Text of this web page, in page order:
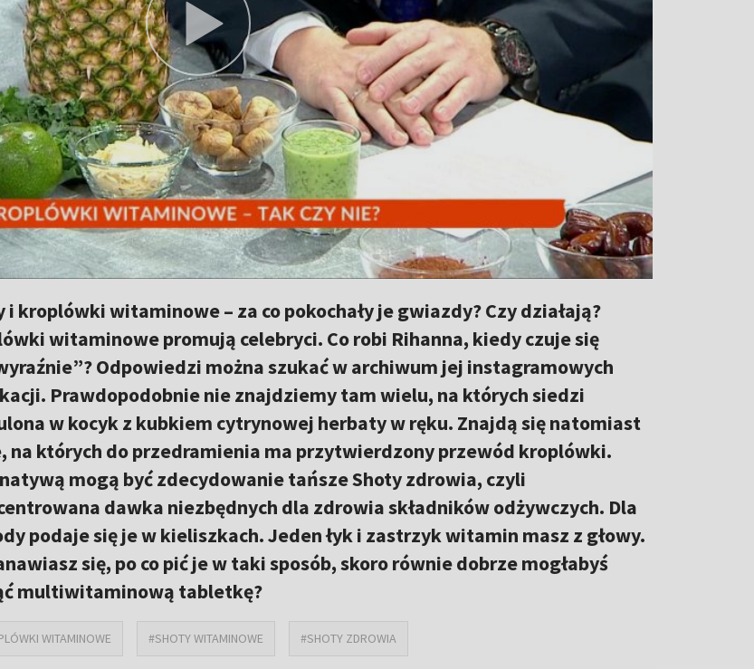
i kroplówki witaminowe – za co pokochały je gwiazdy? Czy działają?
witaminowe promują celebryci. Co robi Rihanna, kiedy czuje się
Odpowiedzi można szukać w archiwum jej instagramowych
Prawdopodobnie nie znajdziemy tam wielu, na których siedzi
w kocyk z kubkiem cytrynowej herbaty w ręku. Znajdą się natomiast
na których do przedramienia ma przytwierdzony przewód kroplówki.
mogą być zdecydowanie tańsze Shoty zdrowia, czyli
dawka niezbędnych dla zdrowia składników odżywczych. Dla
podaje się je w kieliszkach. Jeden łyk i zastrzyk witamin masz z głowy.
się, po co pić je w taki sposób, skoro równie dobrze mogłabyś
multiwitaminową tabletkę?
WITAMINOWE #SHOTY WITAMINOWE #SHOTY ZDROWIA